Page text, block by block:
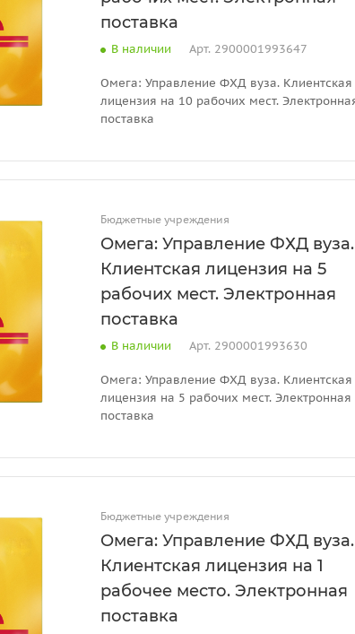
поставка
В наличии Арт. 2900001993647
Омега: Управление ФХД вуза. Клиентская
лицензия на 10 рабочих мест.
поставка
Бюджетные учреждения
Омега: Управление ФХД вуза.
Клиентская лицензия на 5
рабочих мест. Электронная
поставка
В наличии Арт. 2900001993630
Омега: Управление ФХД вуза. Клиентская
лицензия на 5 рабочих мест. Электронная
поставка
Бюджетные учреждения
Омега: Управление ФХД вуза.
Клиентская лицензия на 1
рабочее место. Электронная
поставка